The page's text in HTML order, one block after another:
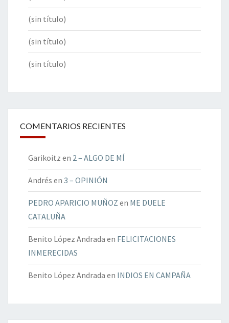
(sin título)
(sin título)
(sin título)
COMENTARIOS RECIENTES
Garikoitz en 2 – ALGO DE MÍ
Andrés en 3 – OPINIÓN
PEDRO APARICIO MUÑOZ en ME DUELE
CATALUÑA
Benito López Andrada en FELICITACIONES
INMERECIDAS
Benito López Andrada en INDIOS EN CAMPAÑA